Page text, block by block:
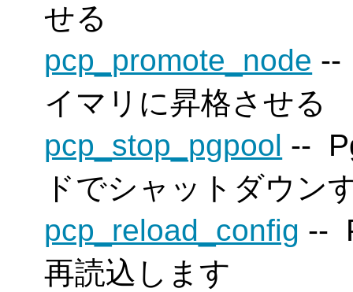
せる
pcp_promote_node
イマリに昇格させる
pcp_stop_pgpool --
ドでシャットダウン
pcp_reload_config --
再読込します